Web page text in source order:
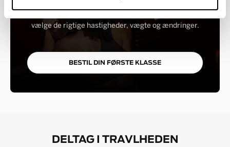
vælge de rigtige hastigheder, vægte og ændringer.
BESTIL DIN FØRSTE KLASSE
DELTAG I TRAVLHEDEN